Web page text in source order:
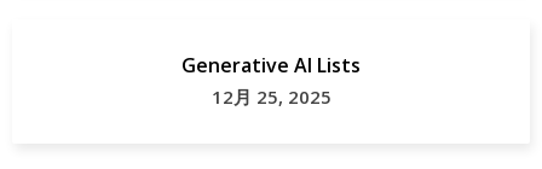
Generative AI Lists
12月 25, 2025